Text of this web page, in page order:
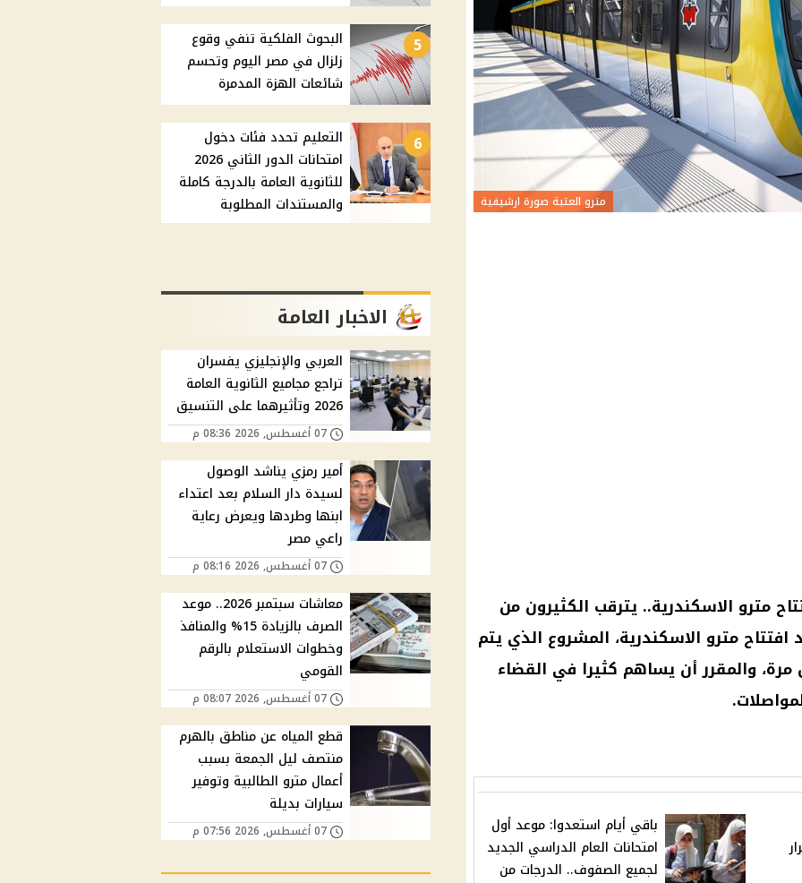
مترو العتبة صورة ارشيفية
مترو الاسكندرية.. يترقب الكثيرون من
افتتاح مترو الاسكندرية، المشروع الذي يتم
مرة، والمقرر أن يساهم كثيرا في القضاء
باقي أيام استعدوا: موعد أول
امتحانات العام الدراسي الجديد
لجميع الصفوف.. الدرجات من
5
البحوث الفلكية تنفي وقوع
زلزال في مصر اليوم وتحسم
شائعات الهزة المدمرة
6
التعليم تحدد فئات دخول
امتحانات الدور الثاني 2026
للثانوية العامة بالدرجة كاملة
والمستندات المطلوبة
الاخبار العامة
العربي والإنجليزي يفسران
تراجع مجاميع الثانوية العامة
2026 وتأثيرهما على التنسيق
07 أغسطس, 2026 08:36 م
أمير رمزي يناشد الوصول
لسيدة دار السلام بعد اعتداء
ابنها وطردها ويعرض رعاية
راعي مصر
07 أغسطس, 2026 08:16 م
معاشات سبتمبر 2026.. موعد
الصرف بالزيادة 15% والمنافذ
وخطوات الاستعلام بالرقم
القومي
07 أغسطس, 2026 08:07 م
قطع المياه عن مناطق بالهرم
منتصف ليل الجمعة بسبب
أعمال مترو الطالبية وتوفير
سيارات بديلة
07 أغسطس, 2026 07:56 م